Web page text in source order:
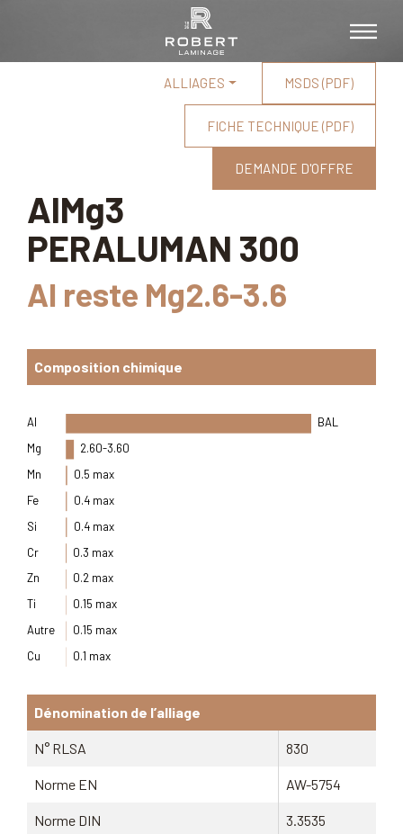
ALLIAGES MSDS (PDF)
FICHE TECHNIQUE (PDF)
DEMANDE D'OFFRE
AlMg3
PERALUMAN 300
Al reste Mg2.6-3.6
Composition chimique
Al
BAL
Mg
2.60-3.60
Mn 0.5 max
Fe
0.4 max
Si
0.4 max
Cr
0.3 max
Zn
0.2 max
Ti
0.15 max
Autre
0.15 max
Cu
0.1 max
Dénomination de l’alliage
N° RLSA 830
Norme EN AW-5754
Norme DIN 3.3535